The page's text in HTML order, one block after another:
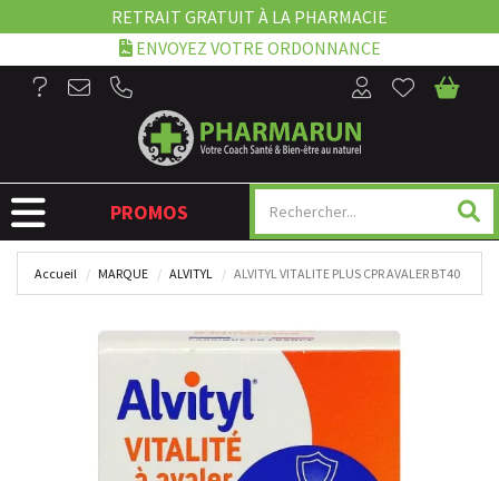
RETRAIT GRATUIT À LA PHARMACIE
ENVOYEZ VOTRE ORDONNANCE
NAVIGATION
PROMOS
Accueil MARQUE ALVITYL ALVITYL VITALITE PLUS CPR AVALER BT40